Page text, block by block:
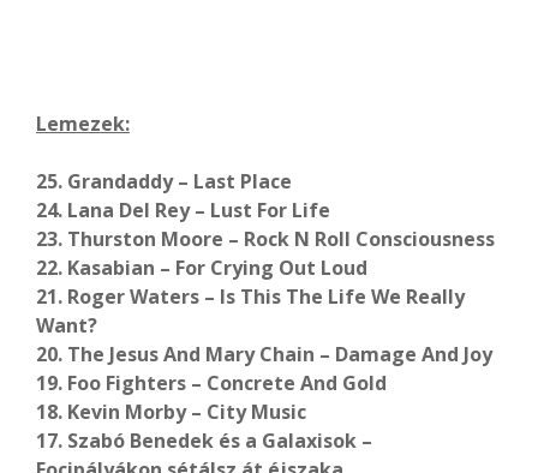
Lemezek:
25. Grandaddy – Last Place
24. Lana Del Rey – Lust For Life
23. Thurston Moore – Rock N Roll Consciousness
22. Kasabian – For Crying Out Loud
21. Roger Waters – Is This The Life We Really
Want?
20. The Jesus And Mary Chain – Damage And Joy
19. Foo Fighters – Concrete And Gold
18. Kevin Morby – City Music
17. Szabó Benedek és a Galaxisok –